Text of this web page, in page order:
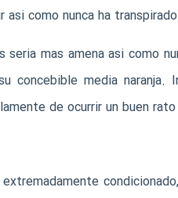
como nunca ha
mas amena asi­ como
media
de ocurrir un buen